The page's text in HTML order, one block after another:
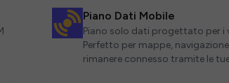
Piano Dati Mobile
Piano solo dati progettato per i
Perfetto per mappe,
rimanere connesso tramite le